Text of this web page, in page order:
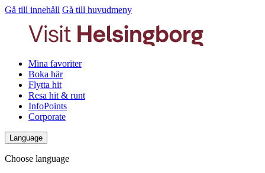
Gå till innehåll Gå till huvudmeny
Mina favoriter
Boka här
Flytta hit
Resa hit & runt
InfoPoints
Corporate
Language
Choose language